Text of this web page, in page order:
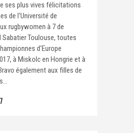
ses plus vives félicitations
de l'Université de
rugbywomen à 7 de
Sabatier Toulouse, toutes
d'Europe
à Miskolc en Hongrie et à
également aux filles de